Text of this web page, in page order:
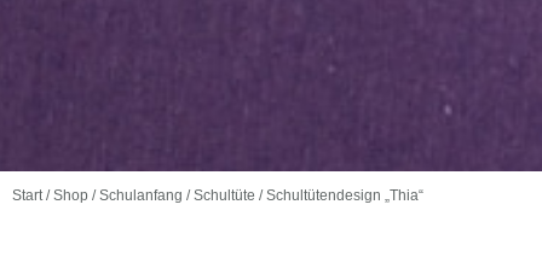
Start /Shop /Schulanfang /Schultüte / Schultütendesign „Thia“